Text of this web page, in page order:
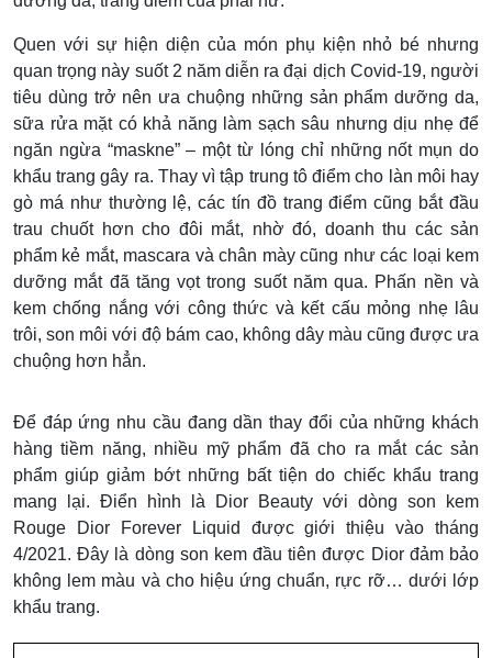
Quen với sự hiện diện của món phụ kiện nhỏ bé nhưng
quan trọng này suốt 2 năm diễn ra đại dịch Covid-19, người
tiêu dùng trở nên ưa chuộng những sản phẩm dưỡng da,
sữa rửa mặt có khả năng làm sạch sâu nhưng dịu nhẹ để
ngăn ngừa “maskne” – một từ lóng chỉ những nốt mụn do
khẩu trang gây ra. Thay vì tập trung tô điểm cho làn môi hay
gò má như thường lệ, các tín đồ trang điểm cũng bắt đầu
trau chuốt hơn cho đôi mắt, nhờ đó, doanh thu các sản
phẩm kẻ mắt, mascara và chân mày cũng như các loại kem
dưỡng mắt đã tăng vọt trong suốt năm qua. Phấn nền và
kem chống nắng với công thức và kết cấu mỏng nhẹ lâu
trôi, son môi với độ bám cao, không dây màu cũng được ưa
chuộng hơn hẳn.
Để đáp ứng nhu cầu đang dần thay đổi của những khách
hàng tiềm năng, nhiều mỹ phẩm đã cho ra mắt các sản
phẩm giúp giảm bớt những bất tiện do chiếc khẩu trang
mang lại. Điển hình là Dior Beauty với dòng son kem
Rouge Dior Forever Liquid được giới thiệu vào tháng
4/2021. Đây là dòng son kem đầu tiên được Dior đảm bảo
không lem màu và cho hiệu ứng chuẩn, rực rỡ… dưới lớp
khẩu trang.